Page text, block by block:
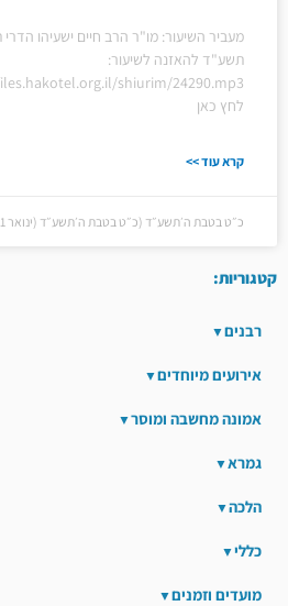
מעביר השיעור: מו"ר הרב חיים ישעיהו
תשע"ד להאזנה לשיעור:
לחץ כאן
קרא עוד >>
כ״ט בטבת ה׳תשע״ד (כ״ט בטבת ה׳תשע״ד (ינואר 1, 2014))
קטגוריות:
רבנים
אירועים מיוחדים
אמונה מחשבה ומוסר
גמרא
הלכה
כללי
מועדים וזמנים